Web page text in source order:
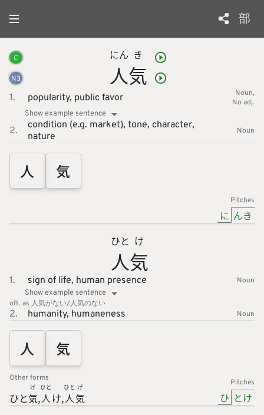
部
C
N3 人
にん
気
き
1. popularity, public favor
Noun
No adj.
Show example sentence
2. condition (e.g. market), tone, character,
nature
Noun
人 気
Pitches
に んき
人
ひと
気
け
1. sign of life, human presence
Noun
Show example sentence
oft. as 人気がない/人気のない
2. humanity, humaneness Noun
人 気
Other forms
ひと気
け
人
ひと
け 人
ひと
気
げ Pitches
ひ とけ